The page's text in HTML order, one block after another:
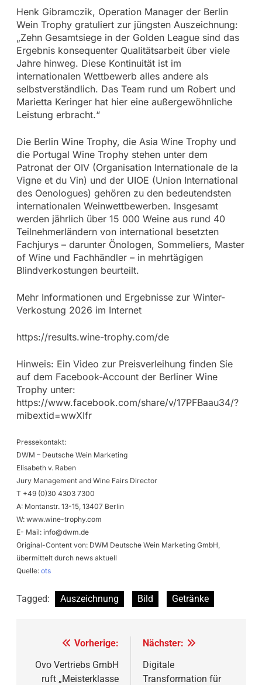
Henk Gibramczik, Operation Manager der Berlin
Wein Trophy gratuliert zur jüngsten Auszeichnung:
„Zehn Gesamtsiege in der Golden League sind das
Ergebnis konsequenter Qualitätsarbeit über viele
Jahre hinweg. Diese Kontinuität ist im
internationalen Wettbewerb alles andere als
selbstverständlich. Das Team rund um Robert und
Marietta Keringer hat hier eine außergewöhnliche
Leistung erbracht.“
Die Berlin Wine Trophy, die Asia Wine Trophy und
die Portugal Wine Trophy stehen unter dem
Patronat der OIV (Organisation Internationale de la
Vigne et du Vin) und der UIOE (Union International
des Oenologues) gehören zu den bedeutendsten
internationalen Weinwettbewerben. Insgesamt
werden jährlich über 15 000 Weine aus rund 40
Teilnehmerländern von international besetzten
Fachjurys – darunter Önologen, Sommeliers, Master
of Wine und Fachhändler – in mehrtägigen
Blindverkostungen beurteilt.
Mehr Informationen und Ergebnisse zur Winter-
Verkostung 2026 im Internet
https://results.wine-trophy.com/de
Hinweis: Ein Video zur Preisverleihung finden Sie
auf dem Facebook-Account der Berliner Wine
Trophy unter:
https://www.facebook.com/share/v/17PFBaau34/?
mibextid=wwXIfr
Pressekontakt:
DWM – Deutsche Wein Marketing
Elisabeth v. Raben
Jury Management and Wine Fairs Director
T +49 (0)30 4303 7300
A: Montanstr. 13-15, 13407 Berlin
W: www.wine-trophy.com
E- Mail: info@dwm.de
Original-Content von: DWM Deutsche Wein Marketing GmbH,
übermittelt durch news aktuell
Quelle: ots
Tagged: Auszeichnung Bild Getränke
Beitragsnavigation
Vorherige:
Ovo Vertriebs GmbH
ruft „Meisterklasse
Nächster:
Digitale
Transformation für